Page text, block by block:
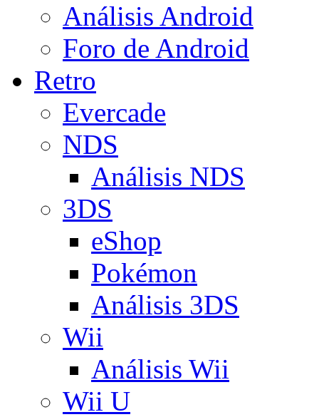
Análisis Android
Foro de Android
Retro
Evercade
NDS
Análisis NDS
3DS
eShop
Pokémon
Análisis 3DS
Wii
Análisis Wii
Wii U